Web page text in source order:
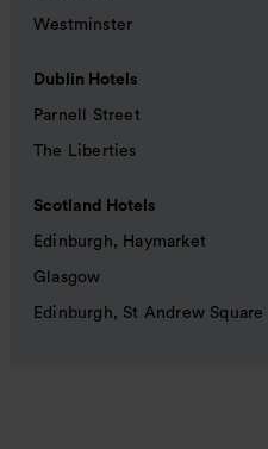
Westminster
Dublin Hotels
Parnell Street
The Liberties
Scotland Hotels
Edinburgh, Haymarket
Glasgow
Edinburgh, St Andrew Square